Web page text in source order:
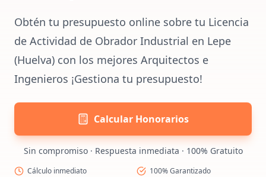
Obtén tu presupuesto online sobre tu Licencia
de Actividad de Obrador Industrial en Lepe
(Huelva) con los mejores Arquitectos e
Ingenieros ¡Gestiona tu presupuesto!
Calcular Honorarios
Sin compromiso · Respuesta inmediata · 100% Gratuito
Cálculo inmediato
100% Garantizado